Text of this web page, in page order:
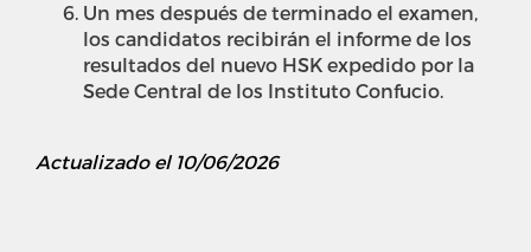
Un mes después de terminado el examen,
los candidatos recibirán el informe de los
resultados del nuevo HSK expedido por la
Sede Central de los Instituto Confucio.
Actualizado el 10/06/2026